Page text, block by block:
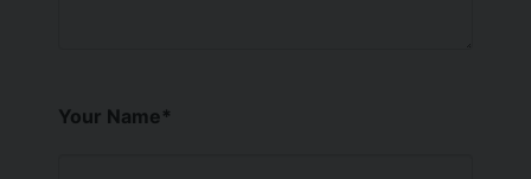
Your Name*